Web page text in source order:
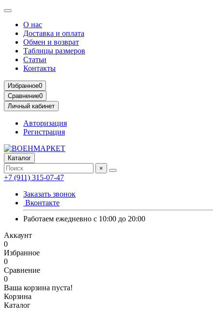
О нас
Доставка и оплата
Обмен и возврат
Таблицы размеров
Статьи
Контакты
Избранное0
Сравнение0
Личный кабинет
Авторизация
Регистрация
Каталог
×
+7 (911) 315-07-47
Заказать звонок
Вконтакте
Работаем ежедневно с 10:00 до 20:00
Аккаунт
0
Избранное
0
Сравнение
0
Ваша корзина пуста!
Корзина
Каталог